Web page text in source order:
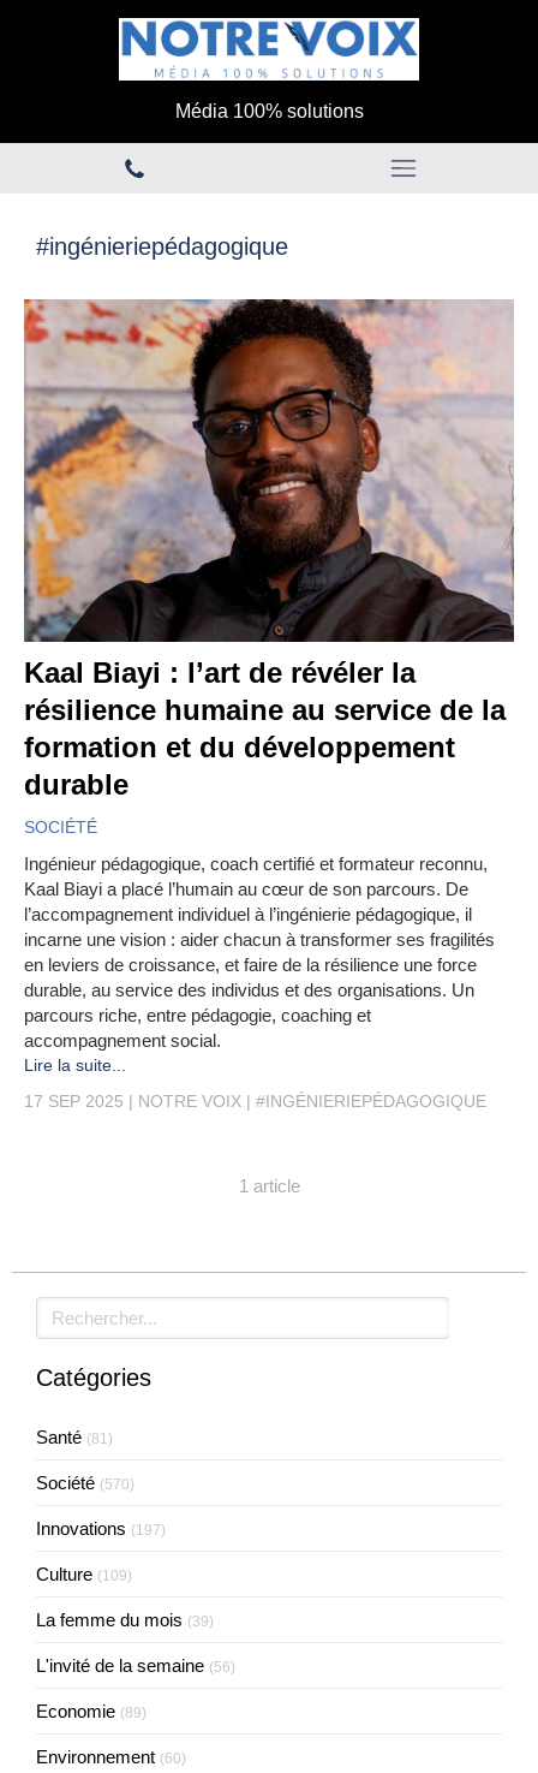
Média 100% solutions
#ingénieriepédagogique
Kaal Biayi : l’art de révéler la
résilience humaine au service de la
formation et du développement
durable
SOCIÉTÉ
Ingénieur pédagogique, coach certifié et formateur reconnu,
Kaal Biayi a placé l’humain au cœur de son parcours. De
l’accompagnement individuel à l’ingénierie pédagogique, il
incarne une vision : aider chacun à transformer ses fragilités
en leviers de croissance, et faire de la résilience une force
durable, au service des individus et des organisations. Un
parcours riche, entre pédagogie, coaching et
accompagnement social.
Lire la suite...
17 SEP 2025
NOTRE VOIX #INGÉNIERIEPÉDAGOGIQUE
1 article
Rechercher
Catégories
Santé (81)
Société (570)
Innovations (197)
Culture (109)
La femme du mois (39)
L'invité de la semaine (56)
Economie (89)
Environnement (60)